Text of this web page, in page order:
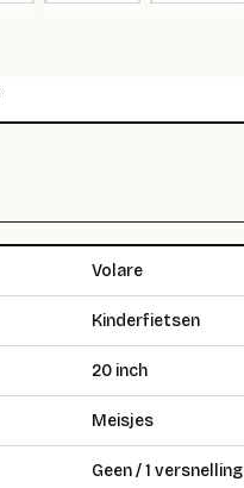
Volare
Kinderfietsen
20 inch
Meisjes
Geen / 1 versnelling